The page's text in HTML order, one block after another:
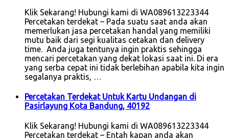
Klik Sekarang! Hubungi kami di WA089613223344
Percetakan terdekat – Pada suatu saat anda akan
memerlukan jasa percetakan handal yang memiliki
mutu baik dari segi kualitas cetakan dan delivery
time. Anda juga tentunya ingin praktis sehingga
mencari percetakan yang dekat lokasi saat ini. Di era
yang serba cepat ini tidak berlebihan apabila kita ingin
segalanya praktis, …
Percetakan Terdekat Untuk Kartu Undangan di
Pasirlayung Kota Bandung, 40192
Klik Sekarang! Hubungi kami di WA089613223344
Percetakan terdekat – Entah kapan anda akan